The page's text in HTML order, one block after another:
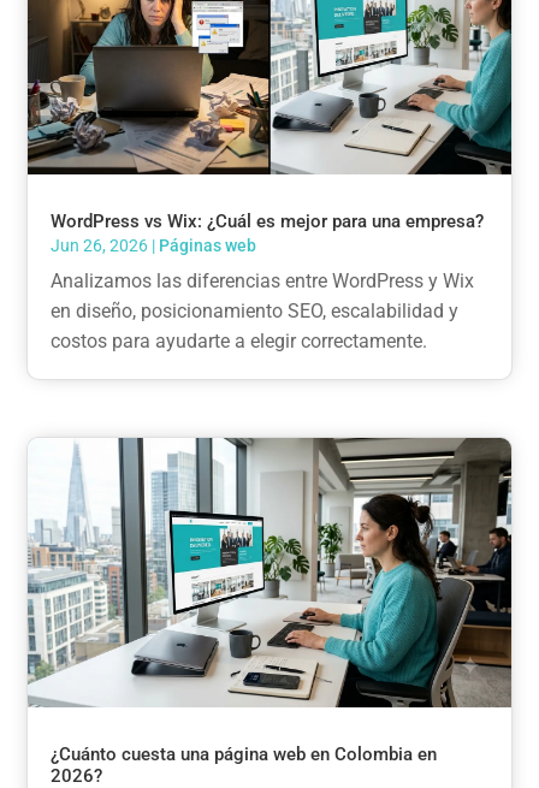
WordPress vs Wix: ¿Cuál es mejor para una empresa?
Jun 26, 2026 | Páginas web
Analizamos las diferencias entre WordPress y Wix
en diseño, posicionamiento SEO, escalabilidad y
costos para ayudarte a elegir correctamente.
¿Cuánto cuesta una página web en Colombia en
2026?